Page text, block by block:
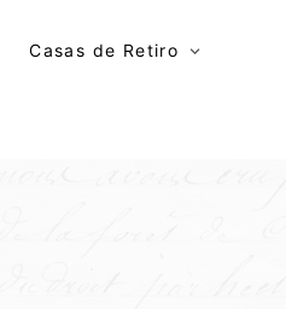
Casas de Retiro